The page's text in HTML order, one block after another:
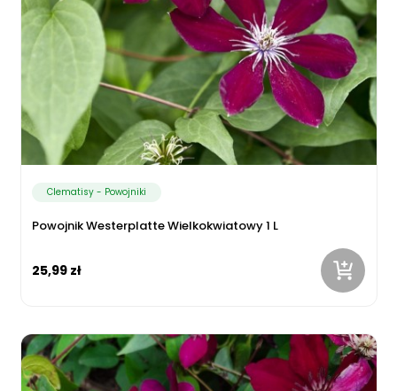
Clematisy - Powojniki
Powojnik Westerplatte Wielkokwiatowy 1 L
25,99 zł